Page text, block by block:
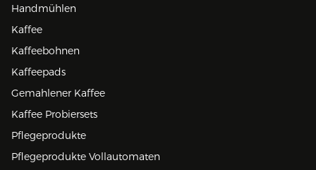
Handmühlen
Kaffee
Kaffeebohnen
Kaffeepads
Gemahlener Kaffee
Kaffee Probiersets
Pflegeprodukte
Pflegeprodukte Vollautomaten